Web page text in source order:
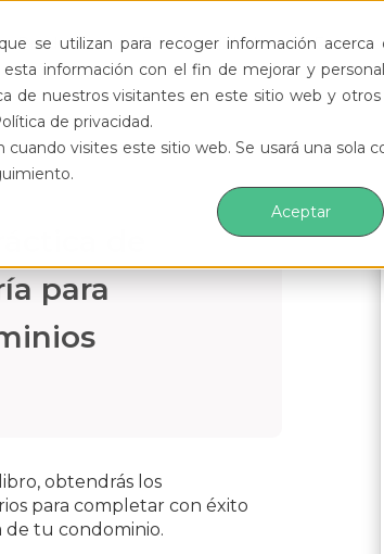
se utilizan para recoger información
información con el fin de mejorar y
de nuestros visitantes en este sitio web y
de privacidad.
visites este sitio web. Se usará una sola
Aceptar
Productos Funcionalidades Eventos
para
obtendrás los
para completar con éxito
tu condominio.